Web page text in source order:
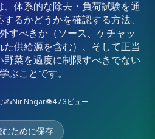
、体系的な除去・負荷試験を通
るかどうかを確認する方法、
すべきか（ソース、ケチャッ
供給源を含む）、そして正当
菜を過度に制限すべきでない
ぶことです。
✍️Nir Nagar👁️473 ビュー
むために保存